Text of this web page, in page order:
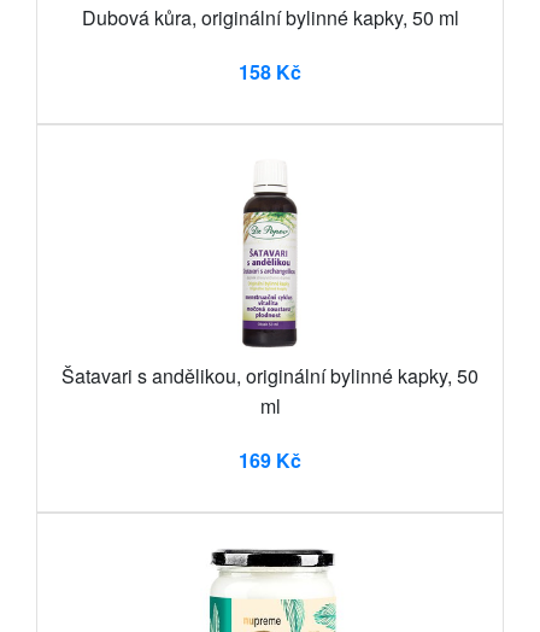
Dubová kůra, originální bylinné kapky, 50 ml
158 Kč
Šatavari s andělikou, originální bylinné kapky, 50
ml
169 Kč